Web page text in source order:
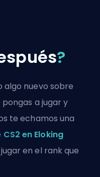
?
algo nuevo sobre
a jugar y
te echamos una
en Eloking
en el rank que